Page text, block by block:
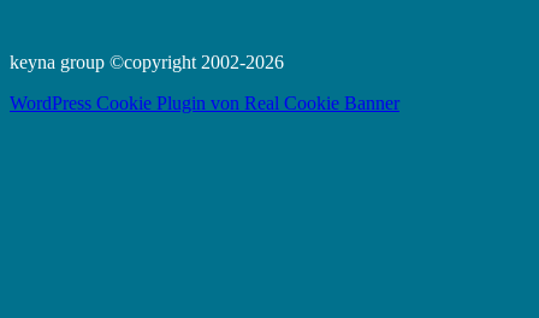
keyna group ©copyright 2002-2026
WordPress Cookie Plugin von Real Cookie Banner